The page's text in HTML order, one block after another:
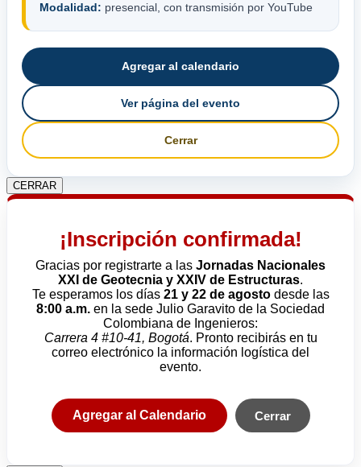
Modalidad: presencial, con transmisión por YouTube
Agregar al calendario
Ver página del evento
Cerrar
CERRAR
¡Inscripción confirmada!
Gracias por registrarte a las Jornadas Nacionales
XXI de Geotecnia y XXIV de Estructuras.
Te esperamos los días 21 y 22 de agostodesde las
8:00 a.m. en la sede Julio Garavito de la Sociedad
Colombiana de Ingenieros:
Carrera 4 #10-41, Bogotá. Pronto recibirás en tu
correo electrónico la información logística del
evento.
Agregar al Calendario Cerrar